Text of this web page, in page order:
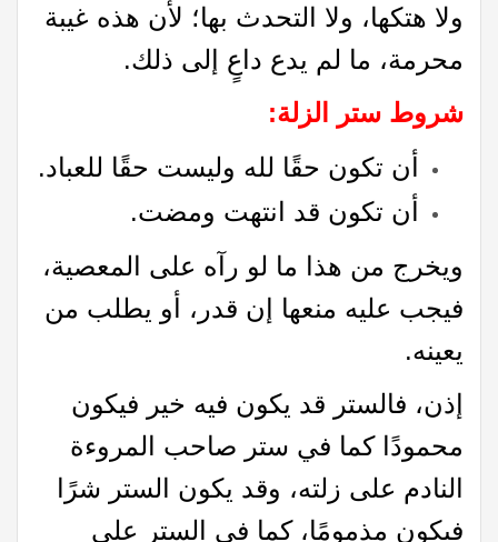
ولا هتكها، ولا التحدث بها؛ لأن هذه غيبة
محرمة، ما لم يدع داعٍ إلى ذلك.
شروط ستر الزلة:
أن تكون حقًا لله وليست حقًا للعباد.
أن تكون قد انتهت ومضت.
ويخرج من هذا ما لو رآه على المعصية،
فيجب عليه منعها إن قدر، أو يطلب من
يعينه.
إذن، فالستر قد يكون فيه خير فيكون
محمودًا كما في ستر صاحب المروءة
النادم على زلته، وقد يكون الستر شرًا
فيكون مذمومًا، كما في الستر على